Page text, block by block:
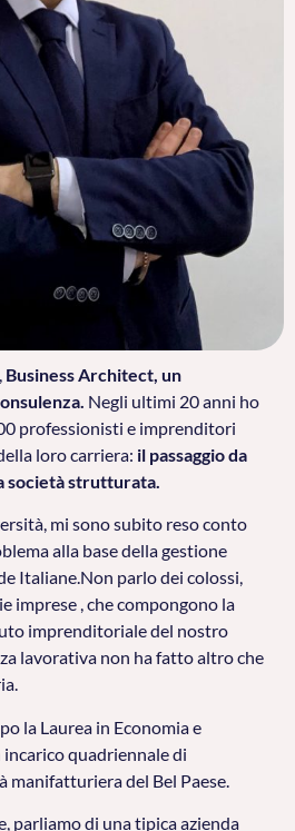
Business Architect, un
Negli ultimi 20 anni ho
professionisti e imprenditori
loro carriera: il passaggio da
società strutturata.
mi sono subito reso conto
alla base della gestione
Italiane.Non parlo dei colossi,
imprese , che compongono la
imprenditoriale del nostro
lavorativa non ha fatto altro che
la Laurea in Economia e
quadriennale di
del Bel Paese.
parliamo di una tipica azienda